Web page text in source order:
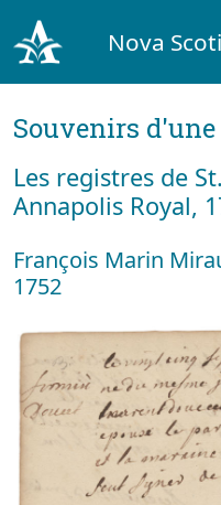
Nova
Souvenirs
Les registres de
Annapolis Royal,
François Marin
1752